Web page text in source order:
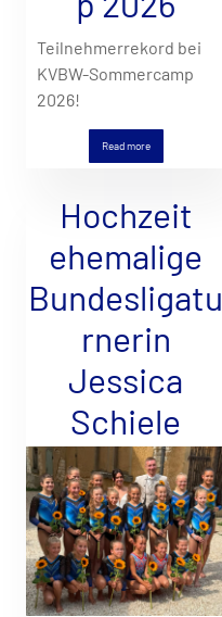
Teilnehmerrekord bei
KVBW-Sommercamp
2026!
Read more
Hochzeit
ehemalige
Bundesligatu
rnerin
Jessica
Schiele